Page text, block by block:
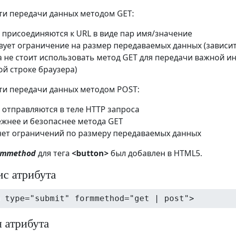
передачи данных методом GET:
к URL в виде пар имя/значение
ограничение на размер передаваемых данных
не стоит использовать метод GET для передачи
строке браузера)
передачи данных методом POST:
в теле HTTP запроса
и безопаснее метода GET
ограничений по размеру передаваемых данных
для тега <button> был добавлен в HTML5.
атрибута
type="submit" formmethod="get | post">